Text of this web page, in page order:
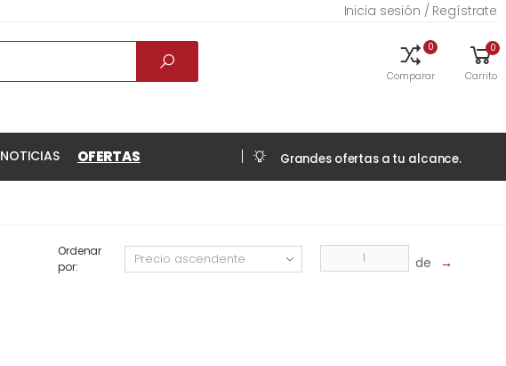
Inicia sesión / Regístrate
0
Comparar
0
Carrito
NOTICIAS OFERTAS Grandes ofertas a tu alcance.
Ordenar
por:
de →